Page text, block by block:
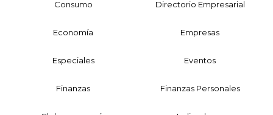
Consumo Directorio Empresarial
Economía Empresas
Especiales Eventos
Finanzas Finanzas Personales